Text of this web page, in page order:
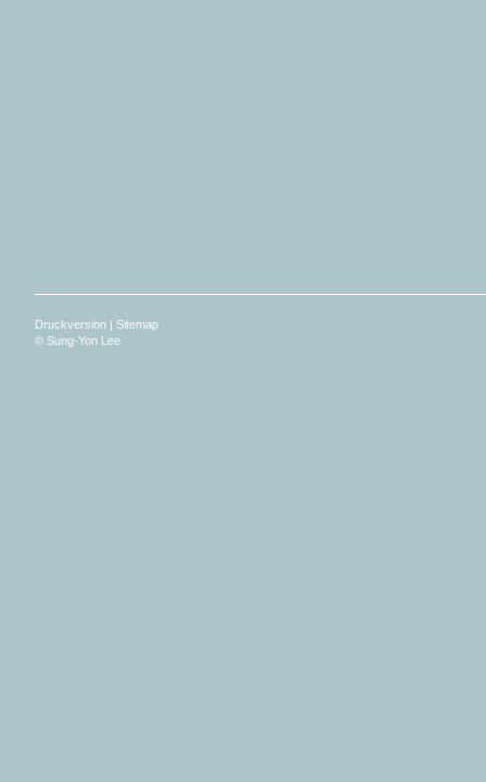
Druckversion
Sitemap
© Sung-Yon Lee